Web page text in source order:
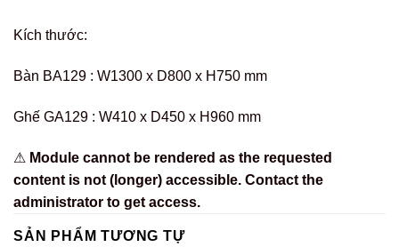
Kích thước:
Bàn BA129 : W1300 x D800 x H750 mm
Ghế GA129 : W410 x D450 x H960 mm
⚠ Module cannot be rendered as the requested
content is not (longer) accessible. Contact the
administrator to get access.
SẢN PHẨM TƯƠNG TỰ